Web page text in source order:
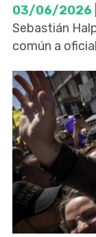
03/06/2026
Sebastián
común a